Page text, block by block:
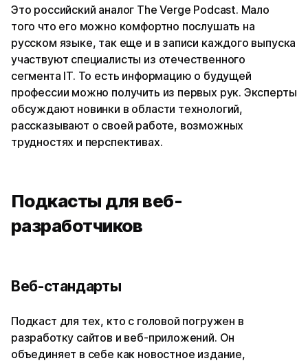
Это российский аналог The Verge Podcast. Мало
того что его можно комфортно послушать на
русском языке, так еще и в записи каждого выпуска
участвуют специалисты из отечественного
сегмента IT. То есть информацию о будущей
профессии можно получить из первых рук. Эксперты
обсуждают новинки в области технологий,
рассказывают о своей работе, возможных
трудностях и перспективах.
Подкасты для веб-
разработчиков
Веб-стандарты
Подкаст для тех, кто с головой погружен в
разработку сайтов и веб-приложений. Он
объединяет в себе как новостное издание,